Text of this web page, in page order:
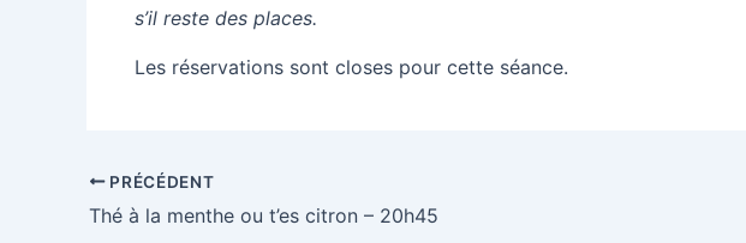
s’il reste des places.
Les réservations sont closes pour cette séance.
PRÉCÉDENT
Thé à la menthe ou t’es citron – 20h45